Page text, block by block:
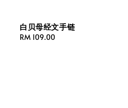
白贝母经文手链
Regular
RM 109.00